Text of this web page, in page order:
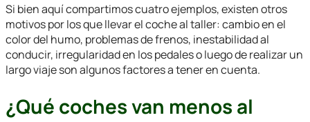
Si bien aquí compartimos cuatro ejemplos, existen otros
motivos por los que llevar el coche al taller: cambio en el
color del humo, problemas de frenos, inestabilidad al
conducir, irregularidad en los pedales o luego de realizar un
largo viaje son algunos factores a tener en cuenta.
¿Qué coches van menos al